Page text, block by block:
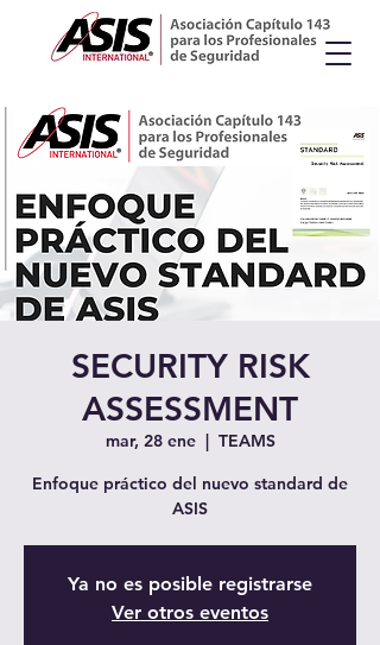
SECURITY RISK
ASSESSMENT
mar, 28 ene
  |
TEAMS
Enfoque práctico del nuevo standard de
ASIS
Ya no es posible registrarse
Ver otros eventos